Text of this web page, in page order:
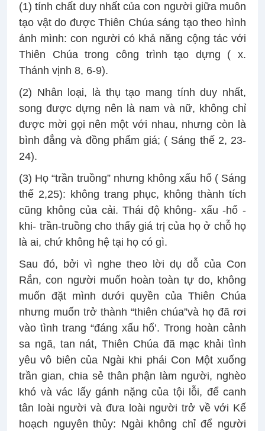
(1) tính chất duy nhất của con người giữa muôn
tạo vật do được Thiên Chúa sáng tạo theo hình
ảnh mình: con người có khả năng cộng tác với
Thiên Chúa trong công trình tạo dựng ( x.
Thánh vịnh 8, 6-9).
(2) Nhân loại, là thụ tạo mang tính duy nhất,
song được dựng nên là nam và nữ, không chỉ
được mời gọi nên một với nhau, nhưng còn là
bình đẳng và đồng phẩm giá; ( Sáng thế 2, 23-
24).
(3) Họ “trần truồng” nhưng không xấu hổ ( Sáng
thế 2,25): không trang phục, không thành tích
cũng không của cải. Thái độ không- xấu -hổ -
khi- trần-truồng cho thấy giá trị của họ ở chỗ họ
là ai, chứ không hệ tại họ có gì.
Sau đó, bởi vì nghe theo lời dụ dỗ của Con
Rắn, con người muốn hoàn toàn tự do, không
muốn đặt mình dưới quyền của Thiên Chúa
nhưng muốn trở thành “thiên chúa”và họ đã rơi
vào tình trang “đáng xấu hổ’. Trong hoàn cảnh
sa ngã, tan nát, Thiên Chúa đã mạc khải tình
yêu vô biên của Ngài khi phái Con Một xuống
trần gian, chia sẻ thân phận làm người, nghèo
khó và vác lấy gánh nặng của tội lỗi, để canh
tân loài người và đưa loài người trở về với Kế
hoạch nguyên thủy: Ngài không chỉ để người